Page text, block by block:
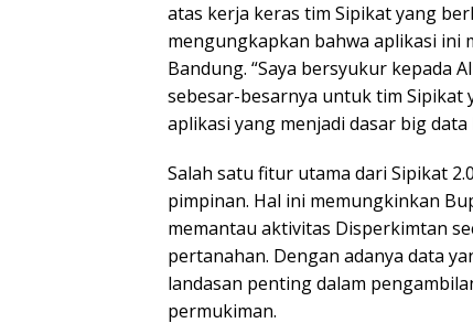
atas kerja keras tim Sipikat yang
mengungkapkan bahwa aplikasi ini
Bandung. “Saya bersyukur kepada
sebesar-besarnya untuk tim Sipikat
aplikasi yang menjadi dasar big
Salah satu fitur utama dari Sipikat
pimpinan. Hal ini memungkinkan
memantau aktivitas Disperkimtan
pertanahan. Dengan adanya data
landasan penting dalam
permukiman.